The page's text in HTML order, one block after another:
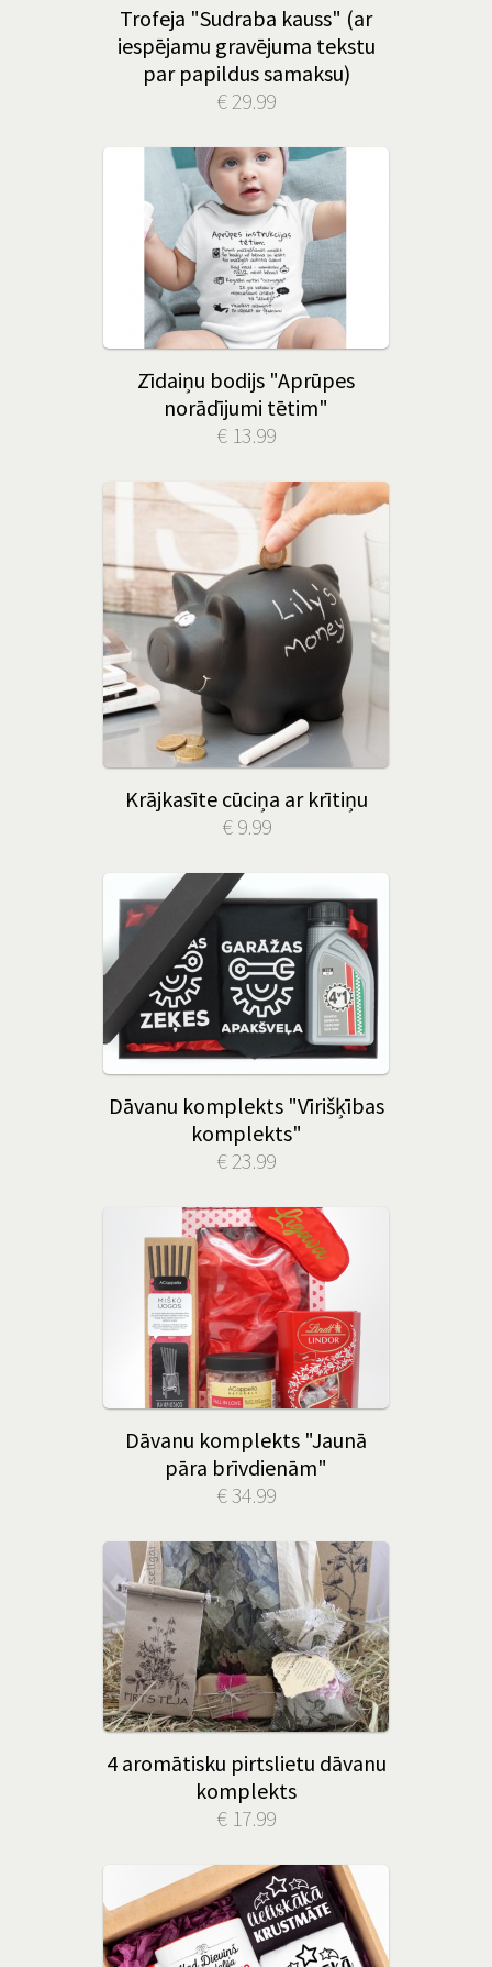
Trofeja "Sudraba kauss" (ar
iespējamu gravējuma tekstu
par papildus samaksu)
€ 29.99
Zīdaiņu bodijs "Aprūpes
norādījumi tētim"
€ 13.99
Krājkasīte cūciņa ar krītiņu
€ 9.99
Dāvanu komplekts "Vīrišķības
komplekts"
€ 23.99
Dāvanu komplekts "Jaunā
pāra brīvdienām"
€ 34.99
4 aromātisku pirtslietu dāvanu
komplekts
€ 17.99